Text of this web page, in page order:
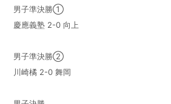
男子準決勝①
慶應義塾 2-0 向上
男子準決勝②
川崎橘 2-0 舞岡